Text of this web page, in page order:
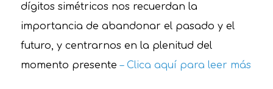
dígitos simétricos nos recuerdan la
importancia de abandonar el pasado y el
futuro, y centrarnos en la plenitud del
momento presente– Clica aquí para leer más